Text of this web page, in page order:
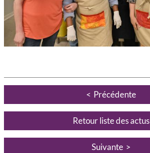
Précédente
Retour liste des actus
Suivante